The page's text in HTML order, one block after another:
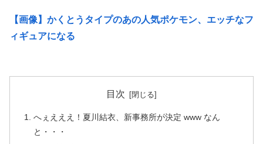
【画像】かくとうタイプのあの人気ポケモン、エッチなフ
ィギュアになる
目次
へぇえええ！夏川結衣、新事務所が決定 www なん
と・・・